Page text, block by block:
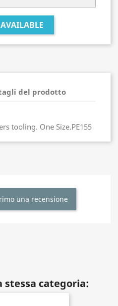
del prodotto
tooling. One Size.PE155
una recensione
categoria: